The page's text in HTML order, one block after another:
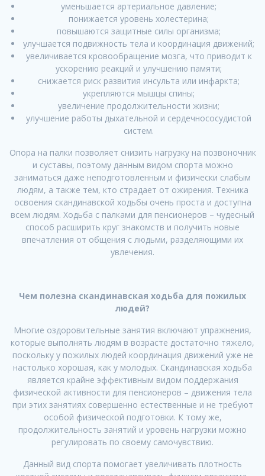
уменьшается артериальное давление;
понижается уровень холестерина;
повышаются защитные силы организма;
улучшается подвижность тела и координация движений;
увеличивается кровообращение мозга, что приводит к
ускорению реакций и улучшению памяти;
снижается риск развития инсульта или инфаркта;
укрепляются мышцы спины;
увеличение продолжительности жизни;
улучшение работы дыхательной и сердечнососудистой
систем.
Опора на палки позволяет снизить нагрузку на позвоночник
и суставы, поэтому данным видом спорта можно
заниматься даже неподготовленным и физически слабым
людям, а также тем, кто страдает от ожирения. Техника
освоения скандинавской ходьбы очень проста и доступна
всем людям. Ходьба с палками для пенсионеров – чудесный
способ расширить круг знакомств и получить новые
впечатления от общения с людьми, разделяющими их
увлечения.
Чем полезна скандинавская ходьба для пожилых
людей?
Многие оздоровительные занятия включают упражнения,
которые выполнять людям в возрасте достаточно тяжело,
поскольку у пожилых людей координация движений уже не
настолько хорошая, как у молодых. Скандинавская ходьба
является крайне эффективным видом поддержания
физической активности для пенсионеров – движения тела
при этих занятиях совершенно естественные и не требуют
особой физической подготовки. К тому же,
продолжительность занятий и уровень нагрузки можно
регулировать по своему самочувствию.
Данный вид спорта помогает увеличивать плотность